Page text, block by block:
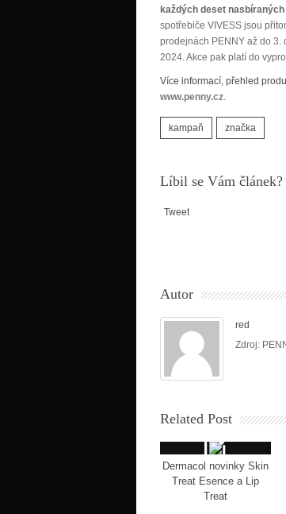
každých deset nasbíraných
spotřebiče VIVESS jsou
prodejnách PENNY až do 3.
2024. Akce pak platí do
Více informací, přehled
www.penny.cz.
kampaň značka
Líbil se Vám
Tweet
Autor
red
Zdroj:
Related Post
Dermacol novinky Skin
Treat Esence a Lip
Treat